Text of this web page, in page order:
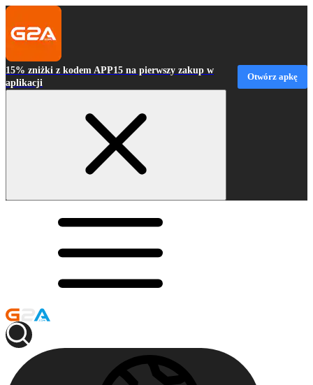
15% zniżki z kodem APP15 na pierwszy zakup w
aplikacji
Otwórz apkę